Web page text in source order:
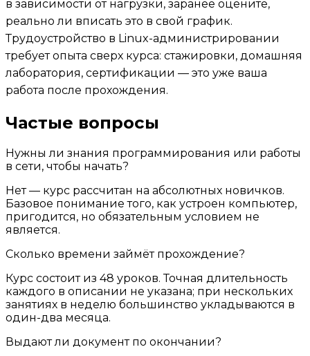
в зависимости от нагрузки, заранее оцените,
реально ли вписать это в свой график.
Трудоустройство в Linux-администрировании
требует опыта сверх курса: стажировки, домашняя
лаборатория, сертификации — это уже ваша
работа после прохождения.
Частые вопросы
Нужны ли знания программирования или работы
в сети, чтобы начать?
Нет — курс рассчитан на абсолютных новичков.
Базовое понимание того, как устроен компьютер,
пригодится, но обязательным условием не
является.
Сколько времени займёт прохождение?
Курс состоит из 48 уроков. Точная длительность
каждого в описании не указана; при нескольких
занятиях в неделю большинство укладываются в
один-два месяца.
Выдают ли документ по окончании?